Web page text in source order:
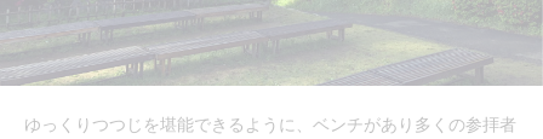
ゆっくりつつじを堪能できるように、ベンチがあり多くの参拝者